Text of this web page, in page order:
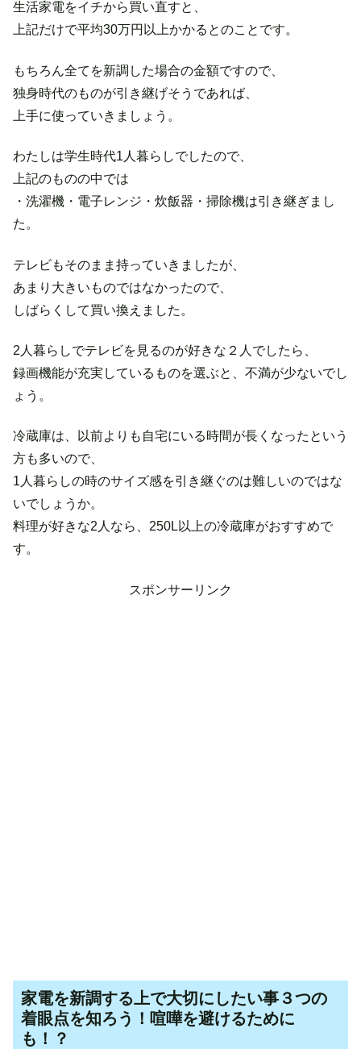
生活家電をイチから買い直すと、
上記だけで平均30万円以上かかるとのことです。
もちろん全てを新調した場合の金額ですので、
独身時代のものが引き継げそうであれば、
上手に使っていきましょう。
わたしは学生時代1人暮らしでしたので、
上記のものの中では
・洗濯機・電子レンジ・炊飯器・掃除機は引き継ぎまし
た。
テレビもそのまま持っていきましたが、
あまり大きいものではなかったので、
しばらくして買い換えました。
2人暮らしでテレビを見るのが好きな２人でしたら、
録画機能が充実しているものを選ぶと、不満が少ないでし
ょう。
冷蔵庫は、以前よりも自宅にいる時間が長くなったという
方も多いので、
1人暮らしの時のサイズ感を引き継ぐのは難しいのではな
いでしょうか。
料理が好きな2人なら、250L以上の冷蔵庫がおすすめで
す。
スポンサーリンク
家電を新調する上で大切にしたい事３つの
着眼点を知ろう！喧嘩を避けるために
も！？